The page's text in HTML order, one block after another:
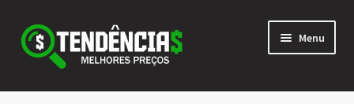
Pular
para
navegação
Pular
para
conteúdo
Menu
LOJA